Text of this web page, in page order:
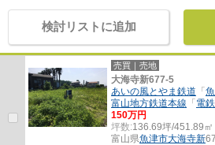
検討リストに追加
売買｜売地
大海寺新677-5
あいの風とやま鉄道 「
富山地方鉄道本線 「 電
150万円
坪数:136.69坪/451.89㎡
富山県魚津市大海寺新